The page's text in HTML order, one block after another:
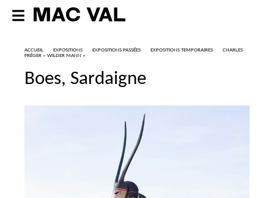
ACCUEIL EXPOSITIONS EXPOSITIONS PASSÉES EXPOSITIONS TEMPORAIRES
CHARLES
FRÉGER « WILDER MANN »
Boes, Sardaigne